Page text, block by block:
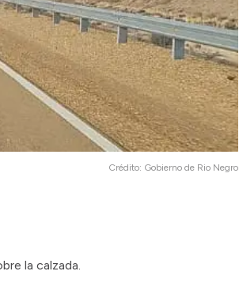
Crédito: Gobierno de Rio Negro
la calzada.